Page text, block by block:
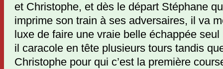
et Christophe, et dès le départ Stéphane
imprime son train à ses adversaires, il va
luxe de faire une vraie belle échappée
il caracole en tête plusieurs tours tandis
Christophe pour qui c’est la première